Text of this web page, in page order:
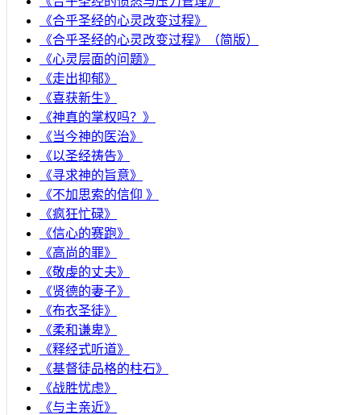
《合乎圣经的心灵改变过程》
《合乎圣经的心灵改变过程》（简版）
《心灵层面的问题》
《走出抑郁》
《喜获新生》
《神真的掌权吗？》
《当今神的医治》
《以圣经祷告》
《寻求神的旨意》
《不加思索的信仰 》
《疯狂忙碌》
《信心的赛跑》
《高尚的罪》
《敬虔的丈夫》
《贤德的妻子》
《布衣圣徒》
《柔和谦卑》
《释经式听道》
《基督徒品格的柱石》
《战胜忧虑》
《与主亲近》